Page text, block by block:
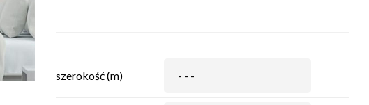
szerokość (m)